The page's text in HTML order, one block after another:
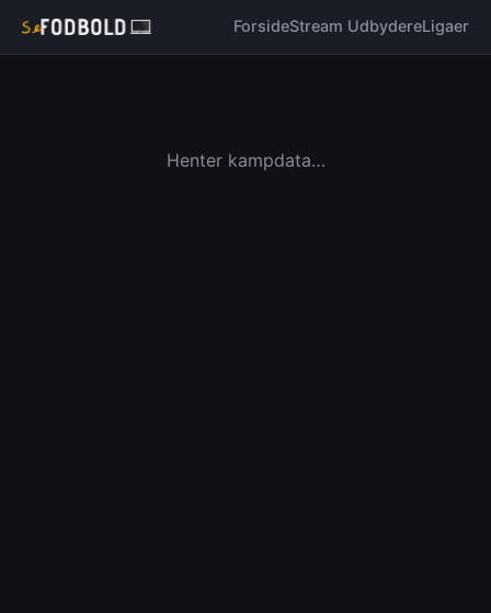
ForsideStream UdbydereLigaer
Henter kampdata…